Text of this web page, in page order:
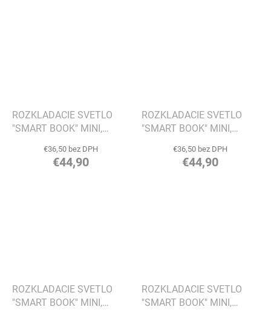
ROZKLADACIE SVETLO
"SMART BOOK" MINI,
GINGKO
€36,50 bez DPH
€44,90
ROZKLADACIE SVETLO
"SMART BOOK" MINI,
€36,50 bez DPH
€44,90
ROZKLADACIE SVETLO
"SMART BOOK" MINI,
ROZKLADACIE SVETLO
"SMART BOOK" MINI,